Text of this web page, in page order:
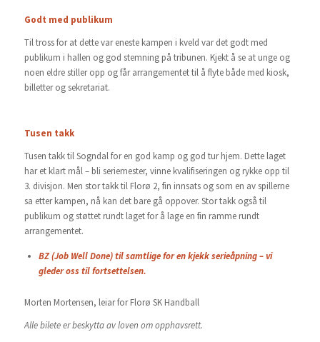
Godt med publikum
Til tross for at dette var eneste kampen i kveld var det godt med
publikum i hallen og god stemning på tribunen. Kjekt å se at unge og
noen eldre stiller opp og får arrangementet til å flyte både med kiosk,
billetter og sekretariat.
Tusen takk
Tusen takk til Sogndal for en god kamp og god tur hjem. Dette laget
har et klart mål – bli seriemester, vinne kvalifiseringen og rykke opp til
3. divisjon. Men stor takk til Florø 2, fin innsats og som en av spillerne
sa etter kampen, nå kan det bare gå oppover. Stor takk også til
publikum og støttet rundt laget for å lage en fin ramme rundt
arrangementet.
BZ (Job Well Done) til samtlige for en kjekk serieåpning – vi
gleder oss til fortsettelsen.
Morten Mortensen, leiar for Florø SK Handball
Alle bilete er beskytta av loven om opphavsrett.